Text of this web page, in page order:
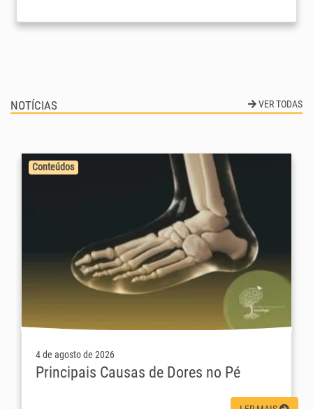
NOTÍCIAS VER TODAS
Conteúdos
4 de agosto de 2026
Principais Causas de Dores no Pé